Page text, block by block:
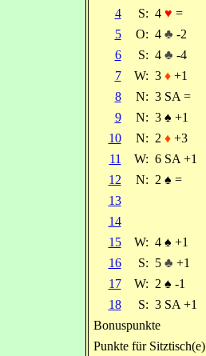
4
S: 4 ♥ =
5
O: 4 ♣ -2
6
S: 4 ♣ -4
7
W: 3 ♦+1
8
N: 3 SA =
9
N: 3 ♠ +1
10
N: 2 ♦+3
11
W: 6 SA +1
12
N: 2 ♠ =
13
14
15
W: 4 ♠ +1
16
S: 5 ♣ +1
17
W: 2 ♠ -1
18
S: 3 SA +1
Bonuspunkte
Punkte für Sitztisch(e)